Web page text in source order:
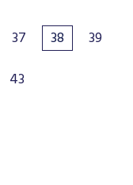
37 38
39
43